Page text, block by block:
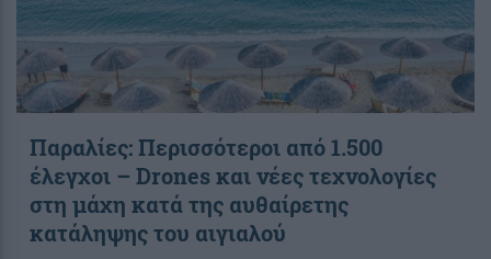
Παραλίες: Περισσότεροι από 1.500
έλεγχοι – Drones και νέες τεχνολογίες
στη μάχη κατά της αυθαίρετης
κατάληψης του αιγιαλού